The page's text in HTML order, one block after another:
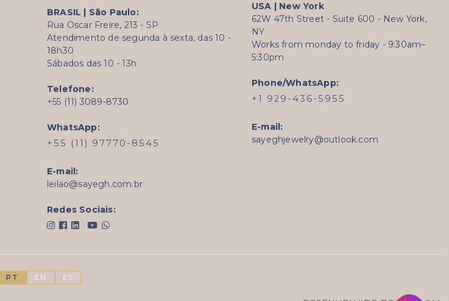
BRASIL | São Paulo:
Rua Oscar Freire, 213 - SP
Atendimento de segunda à sexta, das 10 -
18h30
Sábados das 10 - 13h
Telefone:
+55 (11) 3089-8730
WhatsApp:
+55 (11) 97770-8545
E-mail:
leilao@sayegh.com.br
Redes Sociais:
USA | New York
62W 47th Street - Suite 600 - New York,
NY
Works from monday to friday - 9:30am–
5:30pm
Phone/WhatsApp:
+1 929-436-5955
E-mail:
sayeghjewelry@outlook.com
PT EN ES